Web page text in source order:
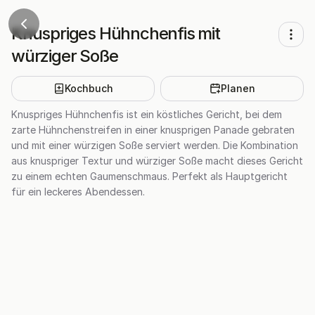
Knuspriges Hühnchenfis mit
würziger Soße
Kochbuch Planen
Knuspriges Hühnchenfis ist ein köstliches Gericht, bei dem
zarte Hühnchenstreifen in einer knusprigen Panade gebraten
und mit einer würzigen Soße serviert werden. Die Kombination
aus knuspriger Textur und würziger Soße macht dieses Gericht
zu einem echten Gaumenschmaus. Perfekt als Hauptgericht
für ein leckeres Abendessen.